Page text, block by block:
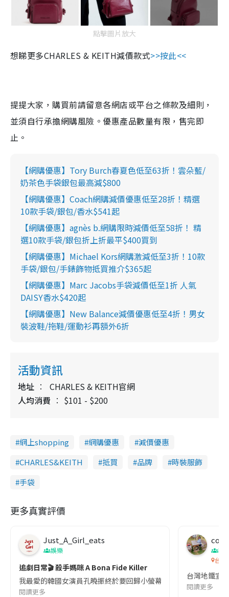
點擊圖片放大
想睇更多CHARLES & KEITH減價款式>>按此<<
提提大家，購買前請留意各網店或平台之條款及細則，
並須自行承擔網購風險。優惠產品數量有限，售完即
止 。
【網購優惠】Tory Burch春夏色低至63折！雲朵藍/
奶茶色手袋銀包最高減$800
【網購優惠】Coach網購減價優惠低至28折！精選
10款手袋/銀包/香水$541起
【網購優惠】agnès b.網購限時減價低至58折！ 精
選10款手袋/銀包折上折最平$400買到
【網購優惠】Michael Kors網購激減低至3折！10款
手袋/銀包/手錶飾物抵買推介$365起
【網購優惠】Marc Jacobs手袋減價低至1折 人氣
DAISY香水$420起
【網購優惠】New Balance減價優惠低至4折！男女
裝波鞋/拖鞋/運動衫再額外6折
活動資訊
地址
CHARLES & KEITH官網
人均消費
$101 - $200
網上shopping 網購優惠
減價優惠
CHARLES&KEITH
抵買 品牌
時裝服飾
手袋
更多真實評價
Just_A_Girl_eats
娛樂
追劇日常🎬 殺手媽咪 A Bona Fide Killer
我最愛的韓國女演員孔曉振終於要回歸小螢幕啦!這次的劇本改編
閱讀更多
co
吹
台灣
台灣地鐵宣
閱讀更多